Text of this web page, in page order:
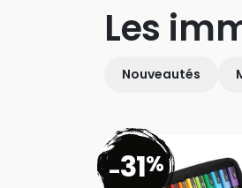
Les
Nouveautés
-31%